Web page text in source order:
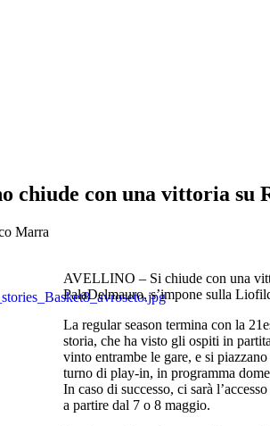
chiude con una vittoria su
Marra
AVELLINO – Si chiude con una
PalaDelmauro, s’impone sulla
La regular season termina con la
storia, che ha visto gli ospiti in
vinto entrambe le gare, e si
turno di play-in, in programma
In caso di successo, ci sarà
a partire dal 7 o 8 maggio.